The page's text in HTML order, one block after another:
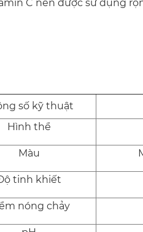
C nên được sử dụng
số kỹ thuật
Hình thể
Màu
tinh khiết
nóng chảy